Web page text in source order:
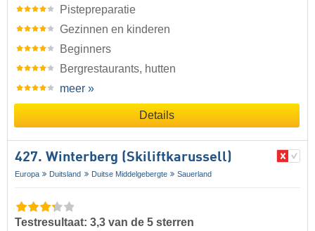
Pistepreparatie
Gezinnen en kinderen
Beginners
Bergrestaurants, hutten
meer »
Details
427. Winterberg (Skiliftkarussell)
Europa Duitsland Duitse Middelgebergte Sauerland
Testresultaat: 3,3 van de 5 sterren